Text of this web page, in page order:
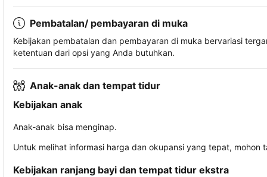
Pembatalan/ pembayaran di muka
Kebijakan pembatalan dan pembayaran di muka bervariasi
ketentuan dari opsi yang Anda butuhkan.
Anak-anak dan tempat tidur
Kebijakan anak
Anak-anak bisa menginap.
Untuk melihat informasi harga dan okupansi yang tepat,
Kebijakan ranjang bayi dan tempat tidur ekstra